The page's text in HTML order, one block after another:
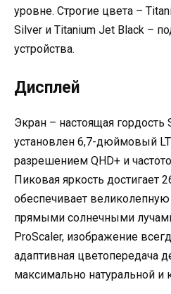
уровне. Строгие цвета –
Silver и Titanium Jet Black –
устройства.
Дисплей
Экран – настоящая гордость
установлен 6,7-дюймовый
разрешением QHD+ и
Пиковая яркость достигает
обеспечивает
прямыми солнечными
ProScaler, изображение
адаптивная цветопередача
максимально натуральной и